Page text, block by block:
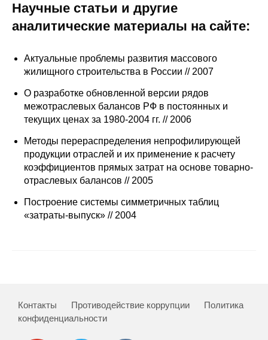
Научные подразделения
Сотрудники
Отчетность
Материалы для СМИ
Научная жизнь
Научные статьи и другие
аналитические материалы на сайте:
Актуальные проблемы развития массового
жилищного строительства в России // 2007
О разработке обновленной версии рядов
межотраслевых балансов РФ в постоянных и
текущих ценах за 1980-2004 гг. // 2006
Методы перераспределения непрофилирующей
продукции отраслей и их применение к расчету
коэффициентов прямых затрат на основе товарно-
отраслевых балансов // 2005
Построение системы симметричных таблиц
«затраты-выпуск» // 2004
Контакты Противодействие коррупции
Политика
конфиденциальности